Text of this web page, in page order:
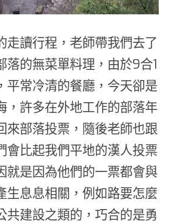
走讀行程，老師帶我們去了
落的無菜單料理，由於9合1
平常冷清的餐廳，今天卻是
，許多在外地工作的部落年
來部落投票，隨後老師也跟
會比起我們平地的漢人投票
就是因為他們的一票都會與
生息息相關，例如路要怎麼
共建設之類的，巧合的是勇